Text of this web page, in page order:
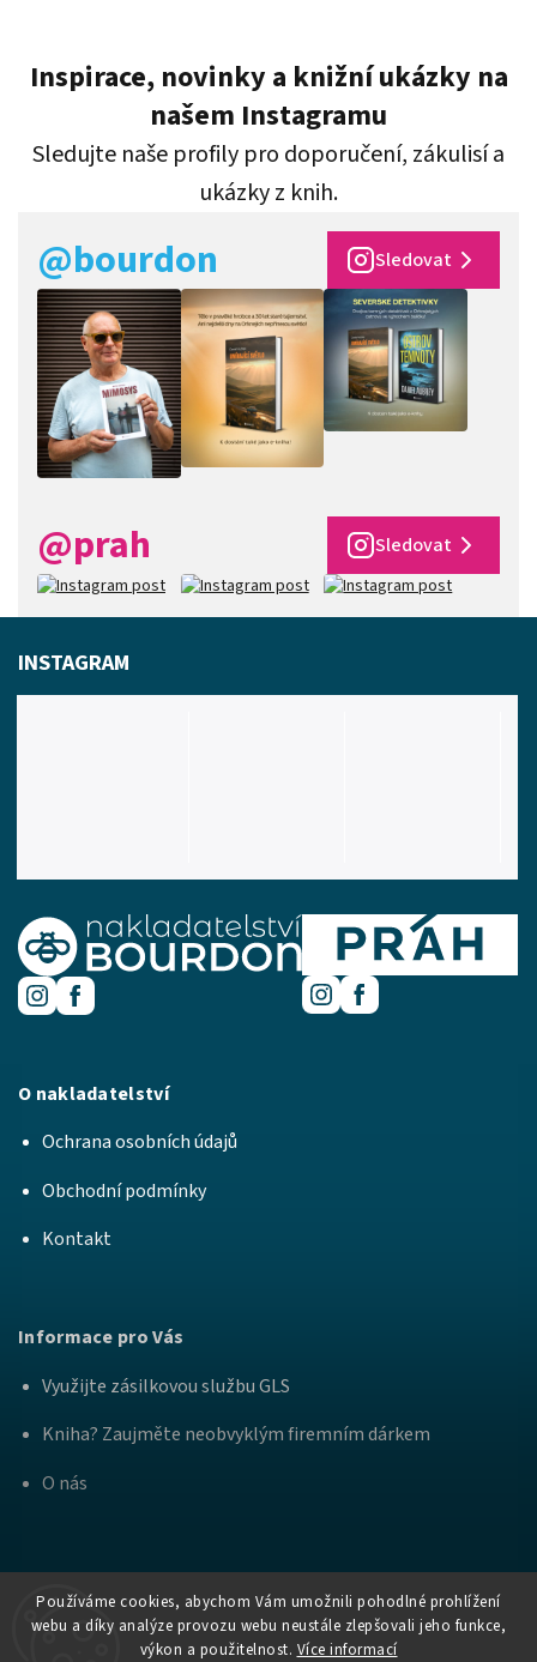
Používáme cookies, abychom Vám umožnili pohodlné prohlížení
webu a díky analýze provozu webu neustále zlepšovali jeho funkce,
výkon a použitelnost. Více informací
Inspirace, novinky a knižní ukázky na
našem Instagramu
Sledujte naše profily pro doporučení, zákulisí a
ukázky z knih.
@bourdon Sledovat
@prah Sledovat
O nakladatelství
Ochrana osobních údajů
Obchodní podmínky
Kontakt
Informace pro Vás
Využijte zásilkovou službu GLS
Kniha? Zaujměte neobvyklým firemním dárkem
O nás
INSTAGRAM